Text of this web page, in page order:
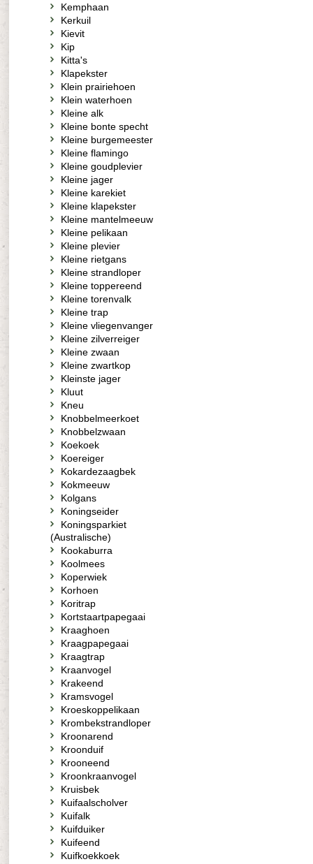
Kemphaan
Kerkuil
Kievit
Kip
Kitta's
Klapekster
Klein prairiehoen
Klein waterhoen
Kleine alk
Kleine bonte specht
Kleine burgemeester
Kleine flamingo
Kleine goudplevier
Kleine jager
Kleine karekiet
Kleine klapekster
Kleine mantelmeeuw
Kleine pelikaan
Kleine plevier
Kleine rietgans
Kleine strandloper
Kleine toppereend
Kleine torenvalk
Kleine trap
Kleine vliegenvanger
Kleine zilverreiger
Kleine zwaan
Kleine zwartkop
Kleinste jager
Kluut
Kneu
Knobbelmeerkoet
Knobbelzwaan
Koekoek
Koereiger
Kokardezaagbek
Kokmeeuw
Kolgans
Koningseider
Koningsparkiet
(Australische)
Kookaburra
Koolmees
Koperwiek
Korhoen
Koritrap
Kortstaartpapegaai
Kraaghoen
Kraagpapegaai
Kraagtrap
Kraanvogel
Krakeend
Kramsvogel
Kroeskoppelikaan
Krombekstrandloper
Kroonarend
Kroonduif
Krooneend
Kroonkraanvogel
Kruisbek
Kuifaalscholver
Kuifalk
Kuifduiker
Kuifeend
Kuifkoekkoek